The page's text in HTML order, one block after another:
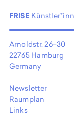
FRISE
Arnoldstr. 26–30
22765 Hamburg
Germany
Newsletter
Raumplan
Links